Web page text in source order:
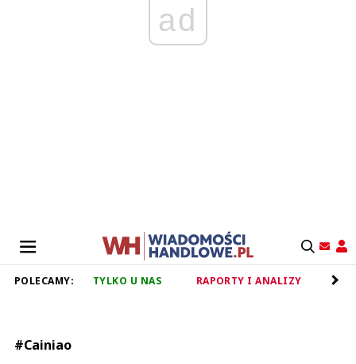
ad
POLECAMY: TYLKO U NAS RAPORTY I ANALIZY
#Cainiao